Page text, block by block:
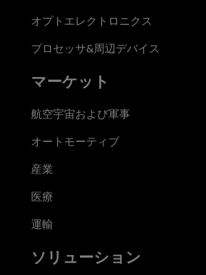
オプトエレクトロニクス
プロセッサ&周辺デバイス
マーケット
航空宇宙および軍事
オートモーティブ
産業
医療
運輸
ソリューション